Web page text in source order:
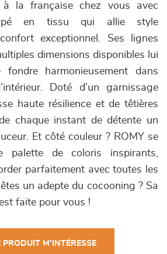
à la française chez vous avec
en tissu qui allie style
exceptionnel. Ses lignes
dimensions disponibles lui
harmonieusement dans
Doté d’un garnissage
haute résilience et de têtières
chaque instant de détente un
Et côté couleur ? ROMY se
palette de coloris inspirants,
parfaitement avec toutes les
un adepte du cocooning ? Sa
faite pour vous !
PRODUIT M'INTÉRESSE